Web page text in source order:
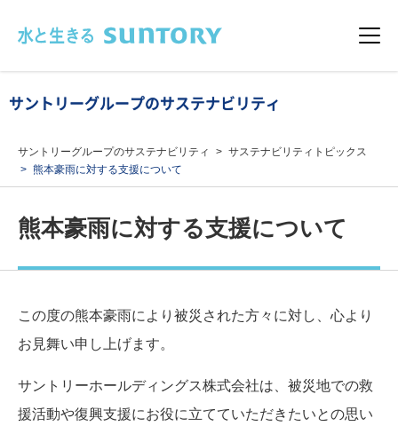
メニュ
サントリーグループのサステナビリティ
サントリーグループのサステナビリティ
サステナビリティトピックス
熊本豪雨に対する支援について
熊本豪雨に対する支援について
この度の熊本豪雨により被災された方々に対し、心より
お見舞い申し上げます。
サントリーホールディングス株式会社は、被災地での救
援活動や復興支援にお役に立てていただきたいとの思い